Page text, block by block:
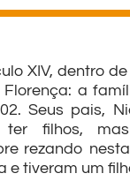
XIV, dentro
a
Seus pais,
filhos,
rezando
e tiveram um